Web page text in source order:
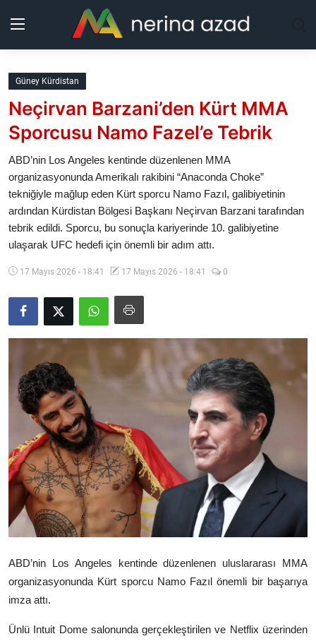
Kurdistan
Bölgeler
Güncel
Analiz
Makaleler
Video
Arşiv
İletişim
Türkçe Kurdi
Güney Kürdistan
Neçirvan Barzani’den Kürt MMA
Sporcusu Namo Fazel’e Tebrik
ABD’nin Los Angeles kentinde düzenlenen MMA
organizasyonunda Amerikalı rakibini “Anaconda Choke”
tekniğiyle mağlup eden Kürt sporcu Namo Fazıl, galibiyetinin
ardından Kürdistan Bölgesi Başkanı Neçirvan Barzani tarafından
tebrik edildi. Sporcu, bu sonuçla kariyerinde 10. galibiyetine
ulaşarak UFC hedefi için önemli bir adım attı.
17 Mayıs 2026 - 18:41 17 Mayıs 2026 - 18:41 0
ABD’nin Los Angeles kentinde düzenlenen uluslararası MMA
organizasyonunda Kürt sporcu Namo Fazıl önemli bir başarıya
imza attı.
Ünlü Intuit Dome salonunda gerçekleştirilen ve Netflix üzerinden